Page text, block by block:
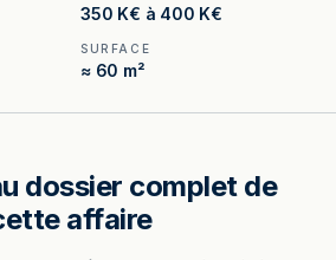
350 K€ à 400 K€
SURFACE
≈ 60 m²
dossier complet de
affaire